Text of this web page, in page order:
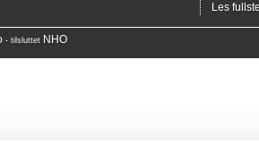
Les
- tilsluttet NHO